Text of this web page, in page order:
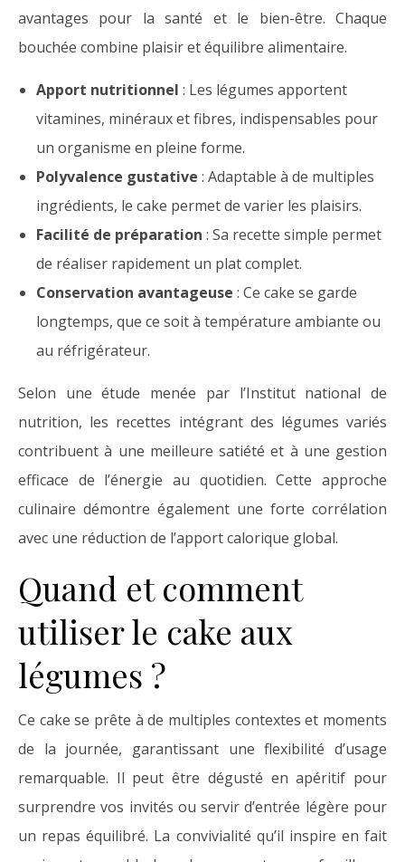
avantages pour la santé et le bien-être. Chaque
bouchée combine plaisir et équilibre alimentaire.
Apport nutritionnel : Les légumes apportent
vitamines, minéraux et fibres, indispensables pour
un organisme en pleine forme.
Polyvalence gustative : Adaptable à de multiples
ingrédients, le cake permet de varier les plaisirs.
Facilité de préparation : Sa recette simple permet
de réaliser rapidement un plat complet.
Conservation avantageuse : Ce cake se garde
longtemps, que ce soit à température ambiante ou
au réfrigérateur.
Selon une étude menée par l’Institut national de
nutrition, les recettes intégrant des légumes variés
contribuent à une meilleure satiété et à une gestion
efficace de l’énergie au quotidien. Cette approche
culinaire démontre également une forte corrélation
avec une réduction de l’apport calorique global.
Quand et comment
utiliser le cake aux
légumes ?
Ce cake se prête à de multiples contextes et moments
de la journée, garantissant une flexibilité d’usage
remarquable. Il peut être dégusté en apéritif pour
surprendre vos invités ou servir d’entrée légère pour
un repas équilibré. La convivialité qu’il inspire en fait